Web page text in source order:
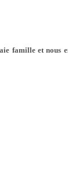
famille et nous